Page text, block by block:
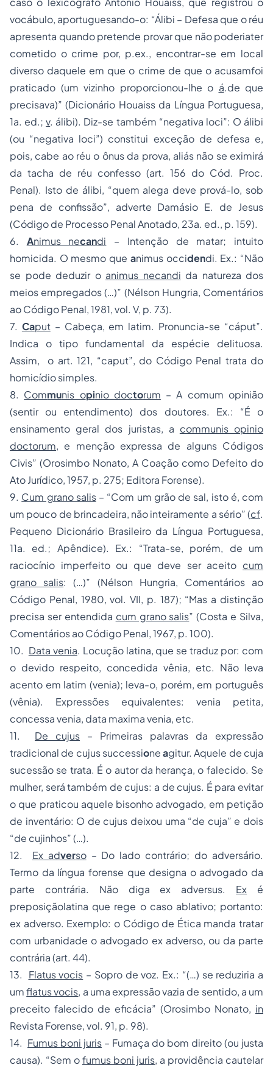
vocábulo, aportuguesando-o: “Álibi – Defesa que o réu
apresenta quando pretende provar que não poderiater
cometido o crime por, p.ex., encontrar-se em local
diverso daquele em que o crime de que o acusamfoi
praticado (um vizinho proporcionou-lhe o á.de que
precisava)” (Dicionário Houaiss da Língua Portuguesa,
1a. ed.;v. álibi). Diz-se também “negativa loci”: O álibi
(ou “negativa loci”) constitui exceção de defesa e,
pois, cabe ao réu o ônus da prova, aliás não se eximirá
da tacha de réu confesso (art. 156 do Cód. Proc.
Penal). Isto de álibi, “quem alega deve prová-lo, sob
pena de confissão”, adverte Damásio E. de Jesus
(Código de Processo Penal Anotado, 23a. ed., p. 159).
6. Animus necandi – Intenção de matar; intuito
homicida. O mesmo que animus occidendi. Ex.: “Não
se pode deduzir o animus necandi da natureza dos
meios empregados (…)” (Nélson Hungria, Comentários
ao Código Penal, 1981, vol. V, p. 73).
7. Caput– Cabeça, em latim. Pronuncia-se “cáput”.
Indica o tipo fundamental da espécie delituosa.
Assim, o art. 121, “caput”, do Código Penal trata do
homicídio simples.
8. Communis opinio doctorum – A comum opinião
(sentir ou entendimento) dos doutores. Ex.: “É o
ensinamento geral dos juristas, a communis opinio
doctorum, e menção expressa de alguns Códigos
Civis” (Orosimbo Nonato, A Coação como Defeito do
Ato Jurídico, 1957, p. 275; Editora Forense).
9. Cum grano salis– “Com um grão de sal, isto é, com
um pouco de brincadeira, não inteiramente a sério” (cf.
Pequeno Dicionário Brasileiro da Língua Portuguesa,
11a. ed.; Apêndice). Ex.: “Trata-se, porém, de um
raciocínio imperfeito ou que deve ser aceito cum
grano salis: (…)” (Nélson Hungria, Comentários ao
Código Penal, 1980, vol. VII, p. 187); “Mas a distinção
precisa ser entendida cum grano salis” (Costa e Silva,
Comentários ao Código Penal, 1967, p. 100).
10. Data venia. Locução latina, que se traduz por: com
o devido respeito, concedida vênia, etc. Não leva
acento em latim (venia); leva-o, porém, em português
(vênia). Expressões equivalentes: venia petita,
concessa venia, data maxima venia, etc.
11. De cujus – Primeiras palavras da expressão
tradicional de cujus successioneagitur. Aquele de cuja
sucessão se trata. É o autor da herança, o falecido. Se
mulher, será também de cujus: a de cujus. É para evitar
o que praticou aquele bisonho advogado, em petição
de inventário: O de cujus deixou uma “de cuja” e dois
“de cujinhos” (…).
12. Ex adverso– Do lado contrário; do adversário.
Termo da língua forense que designa o advogado da
parte contrária. Não diga ex adversus. Ex é
preposiçãolatina que rege o caso ablativo; portanto:
ex adverso. Exemplo: o Código de Ética manda tratar
com urbanidade o advogado ex adverso, ou da parte
contrária (art. 44).
13. Flatus vocis – Sopro de voz. Ex.: “(…) se reduziria a
umflatus vocis, a uma expressão vazia de sentido, a um
preceito falecido de eficácia” (Orosimbo Nonato, in
Revista Forense, vol. 91, p. 98).
14. Fumus boni juris – Fumaça do bom direito (ou justa
causa). “Sem ofumus boni juris, a providência cautelar